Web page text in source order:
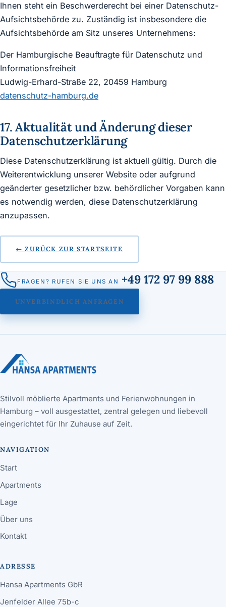
Ihnen steht ein Beschwerderecht bei einer Datenschutz-
Aufsichtsbehörde zu. Zuständig ist insbesondere die
Aufsichtsbehörde am Sitz unseres Unternehmens:
Der Hamburgische Beauftragte für Datenschutz und
Informationsfreiheit
Ludwig-Erhard-Straße 22, 20459 Hamburg
datenschutz-hamburg.de
17. Aktualität und Änderung dieser
Datenschutzerklärung
Diese Datenschutzerklärung ist aktuell gültig. Durch die
Weiterentwicklung unserer Website oder aufgrund
geänderter gesetzlicher bzw. behördlicher Vorgaben kann
es notwendig werden, diese Datenschutzerklärung
anzupassen.
← ZURÜCK ZUR STARTSEITE
FRAGEN? RUFEN SIE UNS AN +49 172 97 99 888
UNVERBINDLICH ANFRAGEN
Stilvoll möblierte Apartments und Ferienwohnungen in
Hamburg – voll ausgestattet, zentral gelegen und liebevoll
eingerichtet für Ihr Zuhause auf Zeit.
NAVIGATION
Start
Apartments
Lage
Über uns
Kontakt
ADRESSE
Hansa Apartments GbR
Jenfelder Allee 75b-c